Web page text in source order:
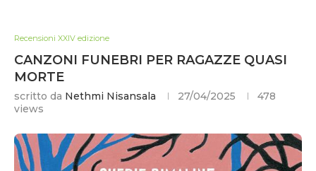
Recensioni XXIV edizione
CANZONI FUNEBRI PER RAGAZZE QUASI
MORTE
scritto da Nethmi Nisansala 27/04/2025
478
views